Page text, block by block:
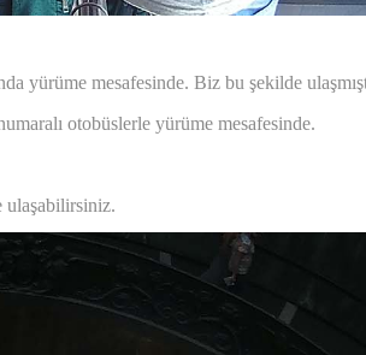
yürüme mesafesinde. Biz bu şekilde
otobüslerle yürüme mesafesinde.
ulaşabilirsiniz.